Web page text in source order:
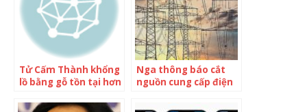
Tử Cấm Thành khổng
lồ bằng gỗ tồn tại hơn
thiêu rụi, cách người
Nga thông báo cắt
nguồn cung cấp điện
tương tự ở 1 nước